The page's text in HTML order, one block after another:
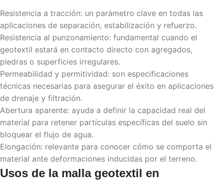
Resistencia a tracción: un parámetro clave en todas las
aplicaciones de separación, estabilización y refuerzo.
Resistencia al punzonamiento: fundamental cuando el
geotextil estará en contacto directo con agregados,
piedras o superficies irregulares.
Permeabilidad y permitividad: son especificaciones
técnicas necesarias para asegurar el éxito en aplicaciones
de drenaje y filtración.
Abertura aparente: ayuda a definir la capacidad real del
material para retener partículas específicas del suelo sin
bloquear el flujo de agua.
Elongación: relevante para conocer cómo se comporta el
material ante deformaciones inducidas por el terreno.
Usos de la malla geotextil en